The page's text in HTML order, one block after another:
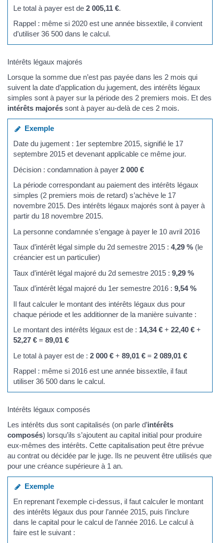
Le total à payer est de2 005,11 €.
Rappel : même si 2020 est une année bissextile, il convient
d’utiliser 36 500 dans le calcul.
Intérêts légaux majorés
Lorsque la somme due n’est pas payée dans les 2 mois qui
suivent la date d’application du jugement, des intérêts légaux
simples sont à payer sur la période des 2 premiers mois. Et des
intérêts majorés sont à payer au-delà de ces 2 mois.
Exemple
Date du jugement : 1er septembre 2015, signifié le 17
septembre 2015 et devenant applicable ce même jour.
Décision : condamnation à payer2 000 €
La période correspondant au paiement des intérêts légaux
simples (2 premiers mois de retard) s’achève le 17
novembre 2015. Des intérêts légaux majorés sont à payer à
partir du 18 novembre 2015.
La personne condamnée s’engage à payer le 10 avril 2016
Taux d’intérêt légal simple du 2d semestre 2015 :4,29 % (le
créancier est un particulier)
Taux d’intérêt légal majoré du 2d semestre 2015 :9,29 %
Taux d’intérêt légal majoré du 1er semestre 2016 :9,54 %
Il faut calculer le montant des intérêts légaux dus pour
chaque période et les additionner de la manière suivante :
Le montant des intérêts légaux est de : 14,34 € +22,40 € +
52,27 € =89,01 €
Le total à payer est de :2 000 € +89,01 € =2 089,01 €
Rappel : même si 2016 est une année bissextile, il faut
utiliser 36 500 dans le calcul.
Intérêts légaux composés
Les intérêts dus sont capitalisés (on parle d’intérêts
composés) lorsqu’ils s’ajoutent au capital initial pour produire
eux-mêmes des intérêts. Cette capitalisation peut être prévue
au contrat ou décidée par le juge. Ils ne peuvent être utilisés que
pour une créance supérieure à 1 an.
Exemple
En reprenant l’exemple ci-dessus, il faut calculer le montant
des intérêts légaux dus pour l’année 2015, puis l’inclure
dans le capital pour le calcul de l’année 2016. Le calcul à
faire est le suivant :